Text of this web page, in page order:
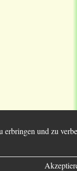
und zu